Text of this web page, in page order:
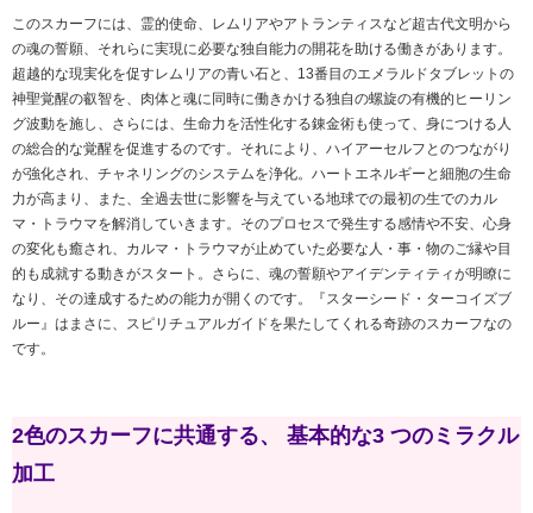
このスカーフには、霊的使命、レムリアやアトランティスなど超古代文明から
の魂の誓願、それらに実現に必要な独自能力の開花を助ける働きがあります。
超越的な現実化を促すレムリアの青い石と、13番目のエメラルドタブレットの
神聖覚醒の叡智を、肉体と魂に同時に働きかける独自の螺旋の有機的ヒーリン
グ波動を施し、さらには、生命力を活性化する錬金術も使って、身につける人
の総合的な覚醒を促進するのです。それにより、ハイアーセルフとのつながり
が強化され、チャネリングのシステムを浄化。ハートエネルギーと細胞の生命
力が高まり、また、全過去世に影響を与えている地球での最初の生でのカル
マ・トラウマを解消していきます。そのプロセスで発生する感情や不安、心身
の変化も癒され、カルマ・トラウマが止めていた必要な人・事・物のご縁や目
的も成就する動きがスタート。さらに、魂の誓願やアイデンティティが明瞭に
なり、その達成するための能力が開くのです。『スターシード・ターコイズブ
ルー』はまさに、スピリチュアルガイドを果たしてくれる奇跡のスカーフなの
です。
2色のスカーフに共通する、 基本的な3 つのミラクル
加工